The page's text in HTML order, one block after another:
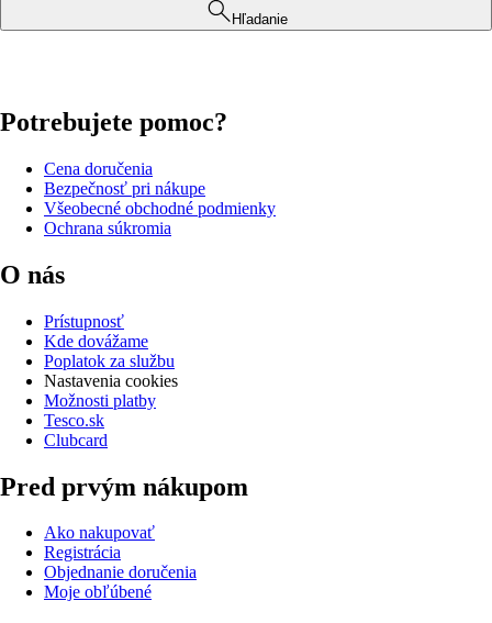
Hľadanie
Potrebujete pomoc?
Cena doručenia
Bezpečnosť pri nákupe
Všeobecné obchodné podmienky
Ochrana súkromia
O nás
Prístupnosť
Kde dovážame
Poplatok za službu
Nastavenia cookies
Možnosti platby
Tesco.sk
Clubcard
Pred prvým nákupom
Ako nakupovať
Registrácia
Objednanie doručenia
Moje obľúbené